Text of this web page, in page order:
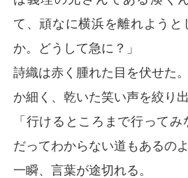
て、頑なに横浜を離れようと
か。どうして急に？」
詩織は赤く腫れた目を伏せた。
か細く、乾いた笑い声を絞り出
「行けるところまで行って
だってわからない道もあるのよ
一瞬、言葉が途切れる。